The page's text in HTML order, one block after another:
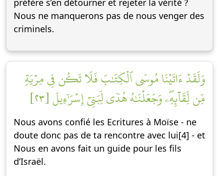
préfère s’en détourner et rejeter la vérité ?
Nous ne manquerons pas de nous venger des
criminels.
وَلَقَدۡ ءَاتَيۡنَا مُوسَى ٱلۡكِتَٰبَ فَلَا تَكُن فِي مِرۡيَةٖ
مِّن لِّقَآئِهِۦۖ وَجَعَلۡنَٰهُ هُدٗى لِّبَنِيٓ إِسۡرَٰٓءِيلَ [٢٣]
Nous avons confié les Ecritures à Moïse - ne
doute donc pas de ta rencontre avec lui[4] - et
Nous en avons fait un guide pour les fils
d’Israël.